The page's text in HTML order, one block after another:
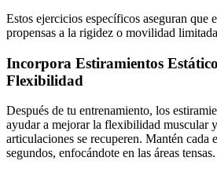
Estos ejercicios específicos aseguran que
propensas a la rigidez o movilidad
Incorpora Estiramientos
Flexibilidad
Después de tu entrenamiento, los
ayudar a mejorar la flexibilidad muscular
articulaciones se recuperen. Mantén cada
segundos, enfocándote en las áreas tensas.